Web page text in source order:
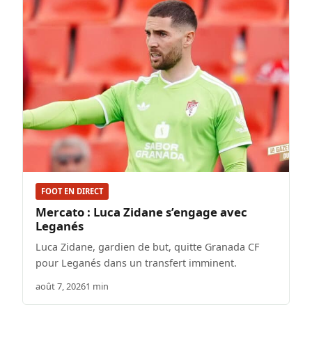
FOOT EN DIRECT
Mercato : Luca Zidane s’engage avec
Leganés
Luca Zidane, gardien de but, quitte Granada CF
pour Leganés dans un transfert imminent.
août 7, 20261 min